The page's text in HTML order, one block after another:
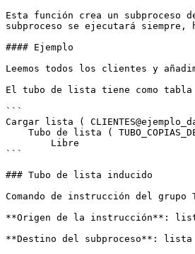
Esta función crea un
subproceso se ejecutará
#### Ejemplo
Leemos todos los clientes y
El tubo de lista tiene como tabla
```
Cargar lista (
```
### Tubo de lista inducido
Comando de instrucción del
**Origen de la instrucción**:
**Destino del subproceso**: